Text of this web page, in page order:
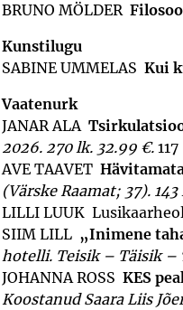
BRUNO MÖLDER
Kunstilugu
SABINE UMMELAS Kui
Vaatenurk
JANAR ALA
2026. 270 lk. 32.99 €. 117
AVE TAAVET
(Värs­ke Raamat; 37). 143
LILLI LUUK
SIIM LILL „Inimene
hotelli. Teisik – Täisik –
JOHANNA ROSS KES
Koostanud Saara Liis